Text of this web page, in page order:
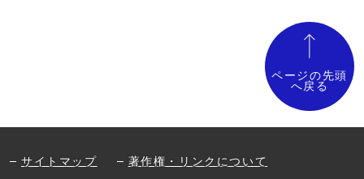
ページの先頭
へ戻る
サイトマップ 著作権・リンクについて